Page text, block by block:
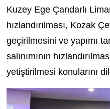
Kuzey Ege Çandarlı
hızlandırılması, Kozak
geçirilmesini ve yapımı
salınımının
yetiştirilmesi konularını